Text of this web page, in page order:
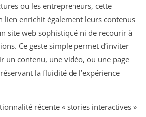
ou les entrepreneurs, cette
lien enrichit également leurs contenus
site web sophistiqué ni de recourir à
Ce geste simple permet d’inviter
un contenu, une vidéo, ou une page
la fluidité de l’expérience
récente « stories interactives »